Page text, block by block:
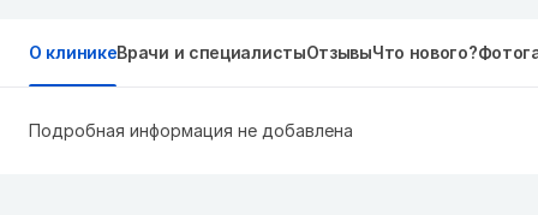
О клиникеВрачи и специалистыОтзывыЧто нового?
Подробная информация не добавлена